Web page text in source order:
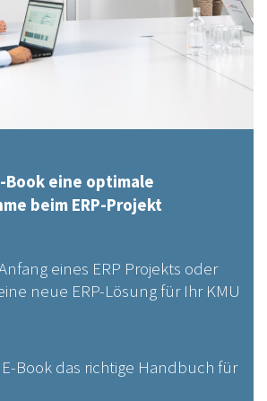
Book eine optimale
beim ERP-Projekt
eines ERP Projekts oder
neue ERP-Lösung für Ihr KMU
Book das richtige Handbuch für